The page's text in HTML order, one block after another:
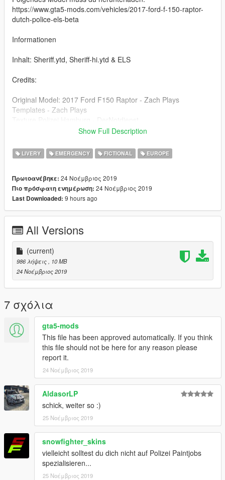
https://www.gta5-mods.com/vehicles/2017-ford-f-150-raptor-
dutch-police-els-beta
Informationen
Inhalt: Sheriff.ytd, Sheriff-hi.ytd & ELS
Credits:
Original Model: 2017 Ford F150 Raptor - Zach Plays
Templates - Zach Plays
------------------------
Hamburg [Ger].
You have to download the following model:
https://www.gta5-mods.com/vehicles/2017-ford-f-150-raptor-
information
Contents: Sheriff.ytd, Sheriff_hi.ytd & ELS
Credits:
Original model: 2017 Ford F150 Raptor - Zach Plays
Templates - Zach Plays
Texture PD Hamburg - DerNotdienst
Show Full Description
LIVERY EMERGENCY FICTIONAL EUROPE
Πρωτοανέβηκε: 24 Νοέμβριος 2019
Πιο πρόσφατη ενημέρωση: 24 Νοέμβριος 2019
Last Downloaded: 9 hours ago
All Versions
(current)
986 λήψεις
, 10 MB
24 Νοέμβριος 2019
7 σχόλια
gta5-mods
This file has been approved automatically. If you think
this file should not be here for any reason please
report it.
24 Νοέμβριος 2019
AldasorLP
schick, weiter so :)
25 Νοέμβριος 2019
snowfighter_skins
vielleicht solltest du dich nicht auf Polizei Paintjobs
spezialisieren...
25 Νοέμβριος 2019